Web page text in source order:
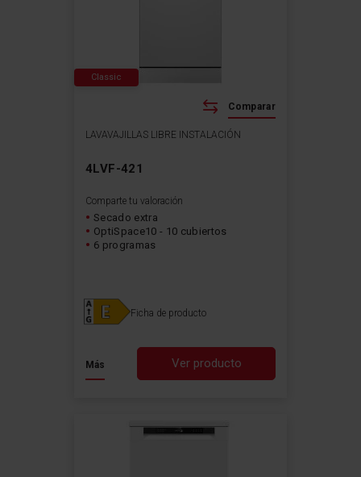
LAVAVAJILLAS LIBRE INSTALACIÓN
4LVF-421
Ver producto
Más
Comparte tu valoración
Secado extra
OptiSpace10 - 10 cubiertos
6 programas
Ficha de producto
Comparar
Classic